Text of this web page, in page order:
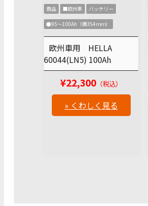
商品 ■欧州車 バッテリー
●95～100Ah（横354ｍｍ）
欧州車用 HELLA
60044(LN5) 100Ah
¥22,300 （税込）
» くわしく見る